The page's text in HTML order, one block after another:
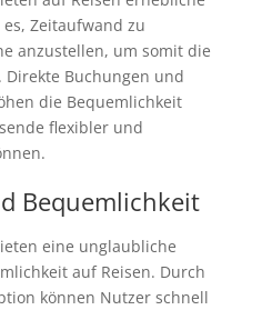
Zeitaufwand zu
anzustellen, um somit die
Direkte Buchungen und
die Bequemlichkeit
flexibler und
Bequemlichkeit
eine unglaubliche
auf Reisen. Durch
können Nutzer schnell